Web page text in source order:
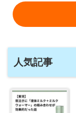
人気記事